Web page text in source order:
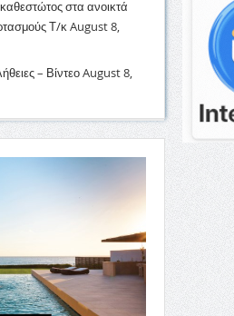
στα ανοικτά
Τ/κAugust 8,
– ΒίντεοAugust 8,